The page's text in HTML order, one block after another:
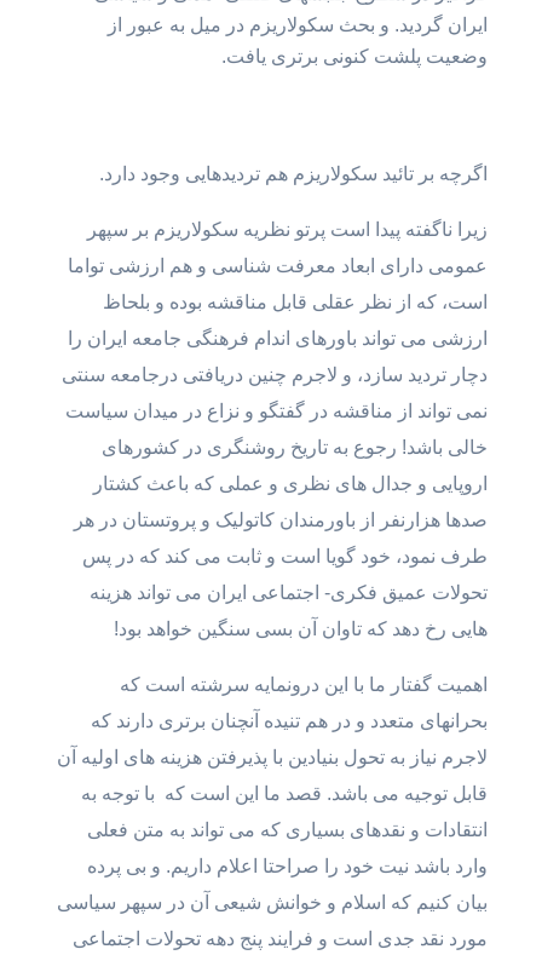
ایران گردید. و بحث سکولاریزم در میل به عبور از
وضعیت پلشت کنونی برتری یافت.
اگرچه بر تائید سکولاریزم هم تردیدهایی وجود دارد.
زیرا ناگفته پیدا است پرتو نظریه سکولاریزم بر سپهر
عمومی دارای ابعاد معرفت شناسی و هم ارزشی تواما
است،‌ که از نظر عقلی قابل مناقشه بوده و بلحاظ
ارزشی می تواند باورهای اندام فرهنگی جامعه ایران را
دچار تردید سازد، و لاجرم چنین دریافتی درجامعه سنتی
نمی تواند از مناقشه در گفتگو و نزاع در میدان سیاست
خالی باشد! رجوع به تاریخ روشنگری در کشورهای
اروپایی و جدال های نظری و عملی که باعث کشتار
صدها هزارنفر از باورمندان کاتولیک و پروتستان در هر
طرف نمود، خود گویا است و ثابت می کند که در پس
تحولات عمیق فکری- اجتماعی ایران می تواند هزینه
هایی رخ دهد که تاوان آن بسی سنگین خواهد بود!
اهمیت گفتار ما با این درونمایه سرشته است که
بحرانهای متعدد و در هم تنیده آنچنان برتری دارند که
لاجرم نیاز به تحول بنیادین با پذیرفتن هزینه های اولیه آن
قابل توجیه می باشد. قصد ما این است که با توجه به
انتقادات و نقدهای بسیاری که می تواند به متن فعلی
وارد باشد نیت خود را صراحتا اعلام داریم. و بی پرده
بیان کنیم که اسلام و خوانش شیعی آن در سپهر سیاسی
مورد نقد جدی است و فرایند پنج دهه تحولات اجتماعی